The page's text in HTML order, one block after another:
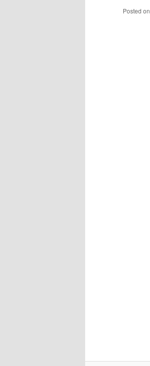
Posted on